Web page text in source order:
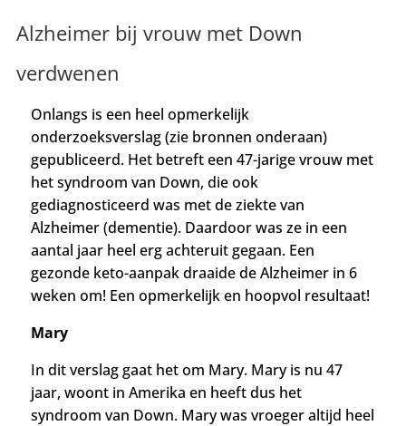
Alzheimer bij vrouw met Down
verdwenen
Onlangs is een heel opmerkelijk
onderzoeksverslag (zie bronnen onderaan)
gepubliceerd. Het betreft een 47-jarige vrouw met
het syndroom van Down, die ook
gediagnosticeerd was met de ziekte van
Alzheimer (dementie). Daardoor was ze in een
aantal jaar heel erg achteruit gegaan. Een
gezonde keto-aanpak draaide de Alzheimer in 6
weken om! Een opmerkelijk en hoopvol resultaat!
Mary
In dit verslag gaat het om Mary. Mary is nu 47
jaar, woont in Amerika en heeft dus het
syndroom van Down. Mary was vroeger altijd heel